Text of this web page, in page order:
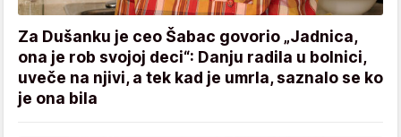
Za Dušanku je ceo Šabac govorio „Jadnica,
ona je rob svojoj deci“: Danju radila u bolnici,
uveče na njivi, a tek kad je umrla, saznalo se ko
je ona bila